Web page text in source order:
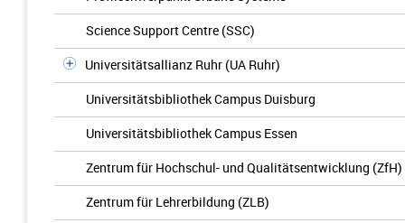
Science Support Centre (SSC)
Universitätsallianz Ruhr (UA Ruhr)
Universitätsbibliothek Campus Duisburg
Universitätsbibliothek Campus Essen
Zentrum für Hochschul- und Qualitätsentwicklung (ZfH)
Zentrum für Lehrerbildung (ZLB)